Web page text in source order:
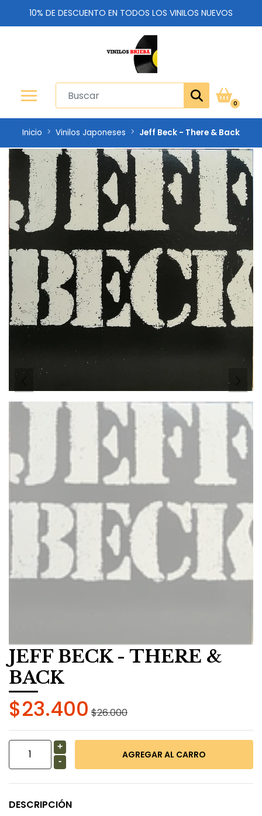
10% DE DESCUENTO EN TODOS LOS VINILOS NUEVOS
0
Inicio Vinilos Japoneses Jeff Beck - There & Back
JEFF BECK - THERE &
BACK
$23.400 $26.000
+
-
DESCRIPCIÓN